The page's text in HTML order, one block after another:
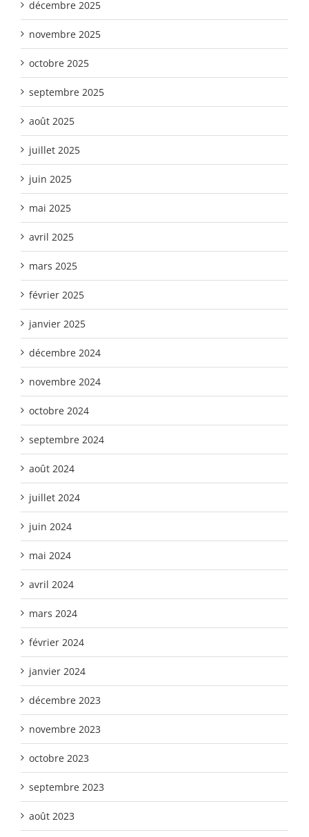
décembre 2025
novembre 2025
octobre 2025
septembre 2025
août 2025
juillet 2025
juin 2025
mai 2025
avril 2025
mars 2025
février 2025
janvier 2025
décembre 2024
novembre 2024
octobre 2024
septembre 2024
août 2024
juillet 2024
juin 2024
mai 2024
avril 2024
mars 2024
février 2024
janvier 2024
décembre 2023
novembre 2023
octobre 2023
septembre 2023
août 2023